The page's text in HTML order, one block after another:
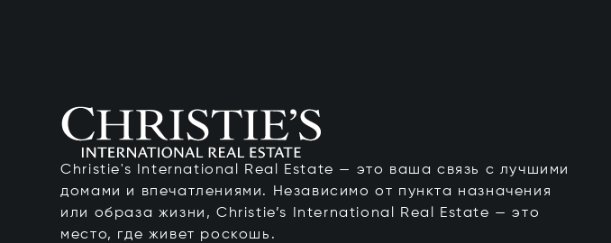
Christie's International Real Estate — это ваша связь с лучшими
домами и впечатлениями. Независимо от пункта назначения
или образа жизни, Christie’s International Real Estate — это
место, где живет роскошь.